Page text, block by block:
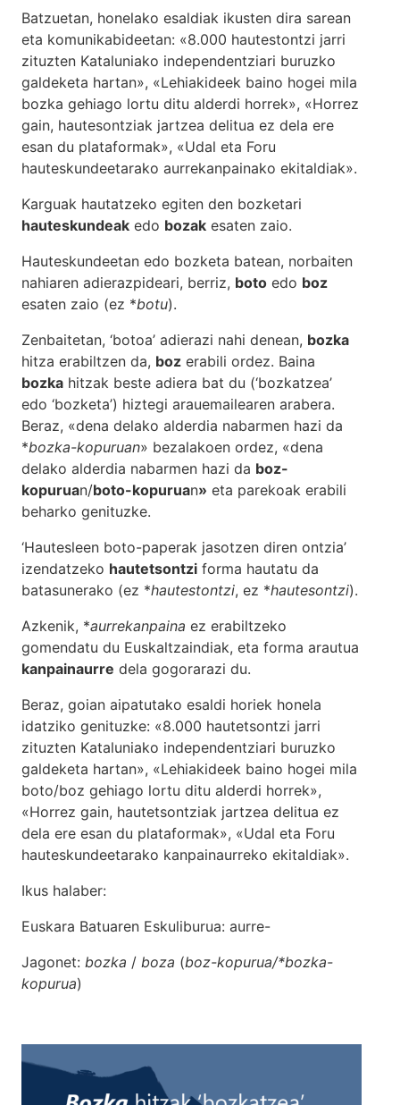
Batzuetan, honelako esaldiak ikusten dira sarean
eta komunikabideetan: «8.000 hautestontzi jarri
zituzten Kataluniako independentziari buruzko
galdeketa hartan», «Lehiakideek baino hogei mila
bozka gehiago lortu ditu alderdi horrek», «Horrez
gain, hautesontziak jartzea delitua ez dela ere
esan du plataformak», «Udal eta Foru
hauteskundeetarako aurrekanpainako ekitaldiak».
Karguak hautatzeko egiten den bozketari
hauteskundeak edo bozak esaten zaio.
Hauteskundeetan edo bozketa batean, norbaiten
nahiaren adierazpideari, berriz, boto edo boz
esaten zaio (ez *botu).
Zenbaitetan, ‘botoa’ adierazi nahi denean, bozka
hitza erabiltzen da, boz erabili ordez. Baina
bozka hitzak beste adiera bat du (‘bozkatzea’
edo ‘bozketa’) hiztegi arauemailearen arabera.
Beraz, «dena delako alderdia nabarmen hazi da
*bozka-kopuruan» bezalakoen ordez, «dena
delako alderdia nabarmen hazi da boz-
kopuruan/boto-kopuruan» eta parekoak erabili
beharko genituzke.
‘Hautesleen boto-paperak jasotzen diren ontzia’
izendatzeko hautetsontzi forma hautatu da
batasunerako (ez *hautestontzi, ez *hautesontzi).
Azkenik, *aurrekanpaina ez erabiltzeko
gomendatu du Euskaltzaindiak, eta forma arautua
kanpainaurre dela gogorarazi du.
Beraz, goian aipatutako esaldi horiek honela
idatziko genituzke: «8.000 hautetsontzi jarri
zituzten Kataluniako independentziari buruzko
galdeketa hartan», «Lehiakideek baino hogei mila
boto/boz gehiago lortu ditu alderdi horrek»,
«Horrez gain, hautetsontziak jartzea delitua ez
dela ere esan du plataformak», «Udal eta Foru
hauteskundeetarako kanpainaurreko ekitaldiak».
Ikus halaber:
Euskara Batuaren Eskuliburua: aurre-
Jagonet: bozka / boza (boz-kopurua/*bozka-
kopurua)